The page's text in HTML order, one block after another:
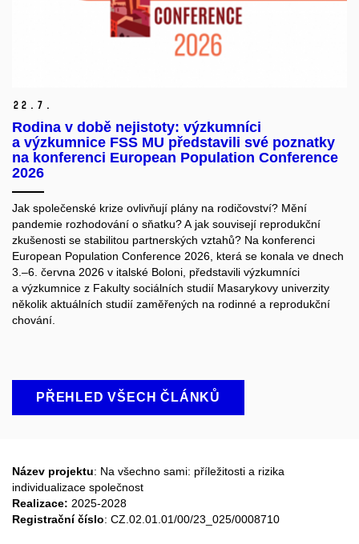
22. 7.
Rodina v době nejistoty: výzkumníci
a výzkumnice FSS MU představili své poznatky
na konferenci European Population Conference
2026
Jak společenské krize ovlivňují plány na rodičovství? Mění
pandemie rozhodování o sňatku? A jak souvisejí reprodukční
zkušenosti se stabilitou partnerských vztahů? Na konferenci
European Population Conference 2026, která se konala ve dnech
3.–6. června 2026 v italské Boloni, představili výzkumníci
a výzkumnice z Fakulty sociálních studií Masarykovy univerzity
několik aktuálních studií zaměřených na rodinné a reprodukční
chování.
PŘEHLED VŠECH ČLÁNKŮ
Název projektu: Na všechno sami: příležitosti a rizika
individualizace společnost
Realizace: 2025-2028
Registrační číslo: CZ.02.01.01/00/23_025/0008710